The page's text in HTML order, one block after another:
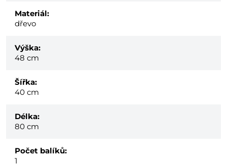
Materiál:
dřevo
Výška:
48 cm
Šířka:
40 cm
Délka:
80 cm
Počet balíků:
1